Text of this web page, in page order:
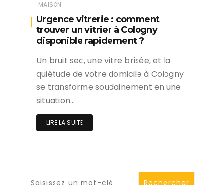
MAISON
Urgence vitrerie : comment
trouver un vitrier à Cologny
disponible rapidement ?
Un bruit sec, une vitre brisée, et la
quiétude de votre domicile à Cologny
se transforme soudainement en une
situation…
LIRE LA SUITE